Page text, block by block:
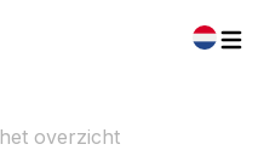
overzicht